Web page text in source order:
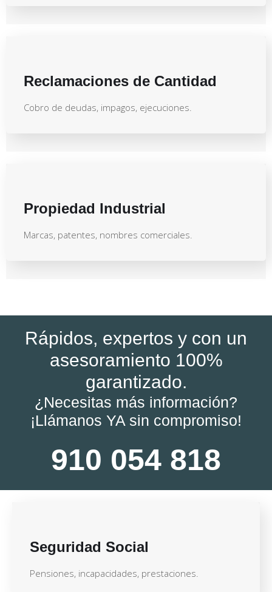
Reclamaciones de Cantidad
Cobro de deudas, impagos, ejecuciones.
Propiedad Industrial
Marcas, patentes, nombres comerciales.
Rápidos, expertos y con un
asesoramiento 100%
garantizado.
¿Necesitas más información?
¡Llámanos YA sin compromiso!
910 054 818
Seguridad Social
Pensiones, incapacidades, prestaciones.